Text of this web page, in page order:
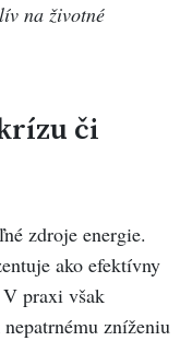
na životné
či
zdroje energie.
ako efektívny
praxi však
zníženiu